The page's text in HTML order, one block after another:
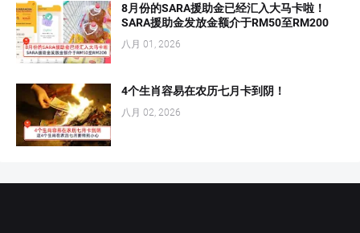
8月份的SARA援助金已经汇入大马卡啦！
SARA援助金发放金额介于RM50至RM200
八月 01, 2026
4个生肖容易在农历七月卡到阴！
八月 02, 2026